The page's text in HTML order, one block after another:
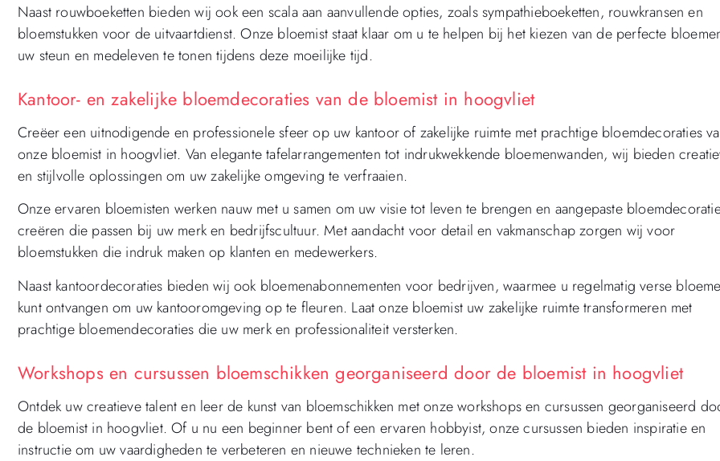
Naast rouwboeketten bieden wij ook een scala aan aanvullende opties, zoals sympathieboeketten, rouwkransen en
bloemstukken voor de uitvaartdienst. Onze bloemist staat klaar om u te helpen bij het kiezen van de perfecte
uw steun en medeleven te tonen tijdens deze moeilijke tijd.
Kantoor- en zakelijke bloemdecoraties van de bloemist in hoogvliet
Creëer een uitnodigende en professionele sfeer op uw kantoor of zakelijke ruimte met prachtige bloemdecoraties
onze bloemist in hoogvliet. Van elegante tafelarrangementen tot indrukwekkende bloemenwanden, wij bieden
en stijlvolle oplossingen om uw zakelijke omgeving te verfraaien.
Onze ervaren bloemisten werken nauw met u samen om uw visie tot leven te brengen en aangepaste
creëren die passen bij uw merk en bedrijfscultuur. Met aandacht voor detail en vakmanschap zorgen wij voor
bloemstukken die indruk maken op klanten en medewerkers.
Naast kantoordecoraties bieden wij ook bloemenabonnementen voor bedrijven, waarmee u regelmatig verse
kunt ontvangen om uw kantooromgeving op te fleuren. Laat onze bloemist uw zakelijke ruimte transformeren met
prachtige bloemendecoraties die uw merk en professionaliteit versterken.
Workshops en cursussen bloemschikken georganiseerd door de bloemist in hoogvliet
Ontdek uw creatieve talent en leer de kunst van bloemschikken met onze workshops en cursussen georganiseerd
de bloemist in hoogvliet. Of u nu een beginner bent of een ervaren hobbyist, onze cursussen bieden inspiratie en
instructie om uw vaardigheden te verbeteren en nieuwe technieken te leren.